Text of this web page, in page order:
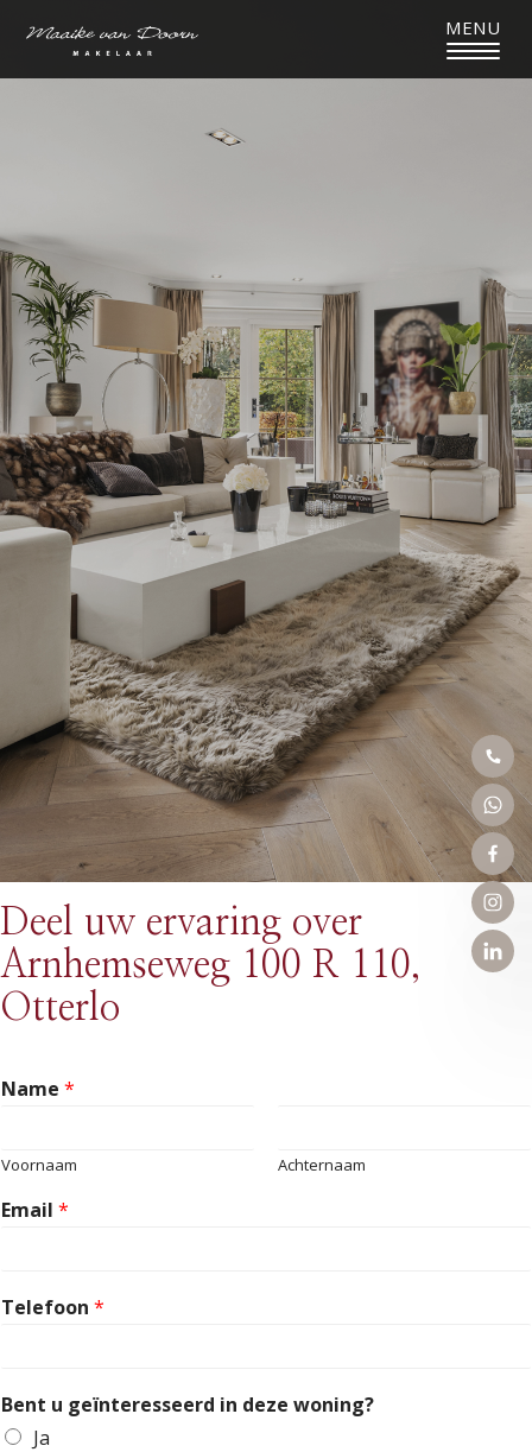
Deel uw ervaring over
Arnhemseweg 100 R 110,
Otterlo
i
n
n
d
Name *
Voornaam Achternaam
Email *
Telefoon *
Bent u geïnteresseerd in deze woning?
Ja